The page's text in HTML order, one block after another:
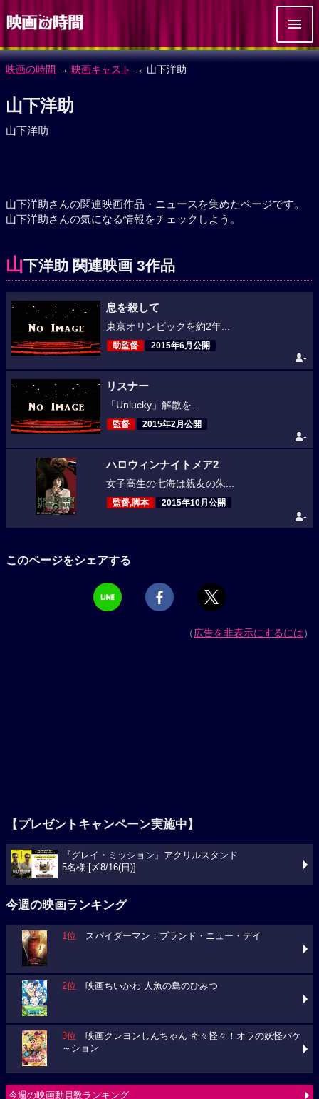
映画の時間 → 映画キャスト → 山下洋助
山下洋助
山下洋助
山下洋助さんの関連映画作品・ニュースを集めたページです。
山下洋助さんの気になる情報をチェックしよう。
山下洋助 関連映画 3作品
息を殺して
東京オリンピックを約2年...
助監督 2015年6月公開
-
リスナー
「Unlucky」解散を...
監督 2015年2月公開
-
ハロウィンナイトメア2
女子高生の七海は親友の朱...
監督,脚本 2015年10月公開
-
このページをシェアする
（広告を非表示にするには）
【プレゼントキャンペーン実施中】
『グレイ・ミッション』アクリルスタンド
5名様 [〆8/16(日)]
今週の映画ランキング
1位 スパイダーマン：ブランド・ニュー・デイ
2位 映画ちいかわ 人魚の島のひみつ
3位 映画クレヨンしんちゃん 奇々怪々！オラの妖怪バケ
～ション
今週の映画動員数ランキング